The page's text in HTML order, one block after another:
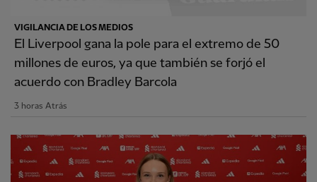
VIGILANCIA DE LOS MEDIOS
El Liverpool gana la pole para el extremo de 50
millones de euros, ya que también se forjó el
acuerdo con Bradley Barcola
3 horas Atrás